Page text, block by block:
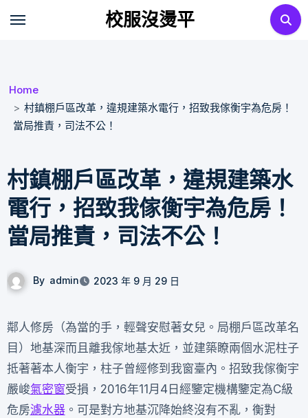
校服沒燙平
Home
村鎮棚戶區改革，違規建築水電行，招致我傢衡宇為危房！
當局推責，司法不公！
村鎮棚戶區改革，違規建築水
電行，招致我傢衡宇為危房！
當局推責，司法不公！
By admin 2023 年 9 月 29 日
鄰人修房（為當的手，輕聲安慰著女兒。局棚戶區改革名
目）地基深而且離我傢地基太近，並建築瞭兩個水泥柱子
抵著著本人衡宇，柱子曾經修到我窗臺內。招致我傢衡宇
嚴峻氣密窗受損，2016年11月4日經鑒定機構鑒定為C級
危房濾水器。可是對方地基沉降始終沒有不亂，衡對